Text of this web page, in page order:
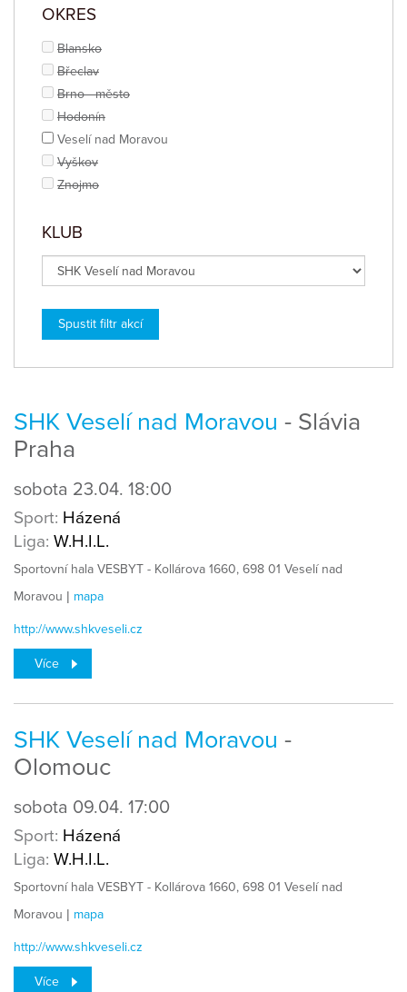
OKRES
Blansko
Břeclav
Brno - město
Hodonín
Veselí nad Moravou
Vyškov
Znojmo
KLUB
SHK Veselí nad Moravou - Slávia
Praha
sobota 23.04. 18:00
Sport: Házená
Liga: W.H.I.L.
Sportovní hala VESBYT - Kollárova 1660, 698 01 Veselí nad
Moravou | mapa
http://www.shkveseli.cz
Více
SHK Veselí nad Moravou -
Olomouc
sobota 09.04. 17:00
Sport: Házená
Liga: W.H.I.L.
Sportovní hala VESBYT - Kollárova 1660, 698 01 Veselí nad
Moravou | mapa
http://www.shkveseli.cz
Více